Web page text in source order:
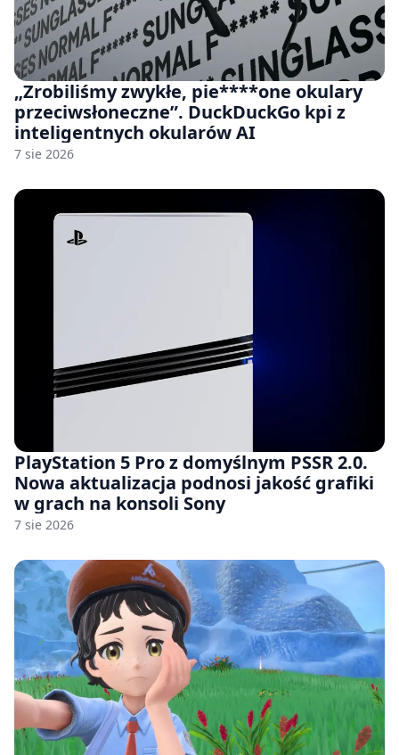
„Zrobiliśmy zwykłe, pie****one okulary
przeciwsłoneczne”. DuckDuckGo kpi z
inteligentnych okularów AI
7 sie 2026
PlayStation 5 Pro z domyślnym PSSR 2.0.
Nowa aktualizacja podnosi jakość grafiki
w grach na konsoli Sony
7 sie 2026